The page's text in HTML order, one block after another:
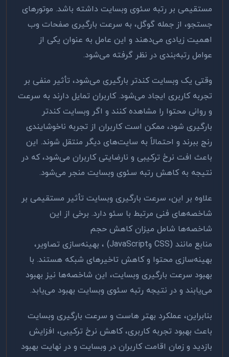
مستقیمی بر رتبه سئوی وبسایت داشته باشد. موتورهای
جستجو، از جمله گوگل، به سرعت بارگیری صفحات وب
اهمیت زیادی می‌دهند و این عامل به عنوان یکی از
عوامل رتبه‌بندی در نظر گرفته می‌شود.
وقتی یک وبسایت کندتر بارگیری می‌شود، تأثیر منفی بر
تجربه کاربری ایجاد می‌شود. کاربران تمایل دارند به سرعت
و روانی محتوا را مشاهده کنند و اگر وبسایت کندتر
بارگیری شود، ممکن است کاربران از تجربه ناخوشایندی
رنج ببرند و احتمالاً به سایت‌های دیگر منتقل شوند. این
باعث افت نرخ ترکیبی و نارضایتی کاربران می‌شود، که در
نتیجه به کاهش رتبه سئوی وبسایت منجر می‌شود.
علاوه بر این، سرعت بارگیری وبسایت تأثیر مستقیمی بر
شاخصه‌های فنی مرتبط با سئو دارد. برخی از این
شاخصه‌ها شامل میزان کاهش حجم
منابع مانند CSS) و(JavaScript ، بهینه‌سازی تصاویر،
بهینه‌سازی محتوا و کاهش تاخیرهای شبکه هستند. با
بهبود سرعت بارگیری وبسایت، این شاخصه‌ها نیز بهبود
می‌یابند و در نتیجه رتبه سئوی وبسایت بهبود می‌یابد.
بنابراین، عملکرد بهتر هاست و سرعت بارگیری وبسایت
باعث بهبود تجربه کاربری، کاهش نرخ ترکیبی، افزایش
بازدید و زمان اقامت کاربران در وبسایت و در نهایت بهبود